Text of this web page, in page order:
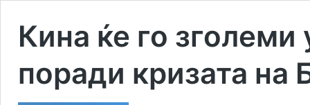
Кина ќе го зголеми
поради кризата на